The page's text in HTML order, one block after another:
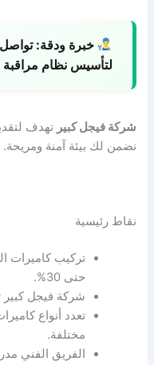
خبرة ودقة:
لتأسيس نظام مراقبة
شركة فيجل كبير تهدف
نضمن لك بيئة آمنة ومريحة.
نقاط رئيسية
تركيب كاميرات
حتى 30%.
شركة فيجل كبير
تعدد أنواع
مختلفة.
الفريق الفني